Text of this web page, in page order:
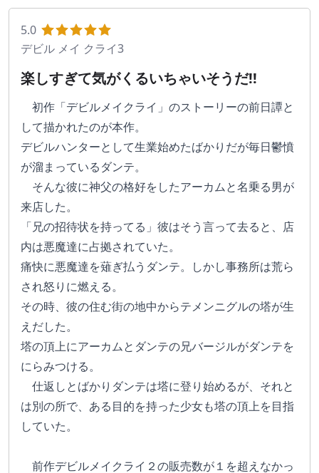
5.0
デビル メイ クライ3
楽しすぎて気がくるいちゃいそうだ!!
初作「デビルメイクライ」のストーリーの前日譚と
して描かれたのが本作。
デビルハンターとして生業始めたばかりだが毎日鬱憤
が溜まっているダンテ。
そんな彼に神父の格好をしたアーカムと名乗る男が
来店した。
「兄の招待状を持ってる」彼はそう言って去ると、店
内は悪魔達に占拠されていた。
痛快に悪魔達を薙ぎ払うダンテ。しかし事務所は荒ら
され怒りに燃える。
その時、彼の住む街の地中からテメンニグルの塔が生
えだした。
塔の頂上にアーカムとダンテの兄バージルがダンテを
にらみつける。
仕返しとばかりダンテは塔に登り始めるが、それと
は別の所で、ある目的を持った少女も塔の頂上を目指
していた。
前作デビルメイクライ２の販売数が１を超えなかっ